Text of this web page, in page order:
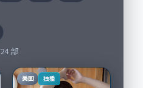
24部
美国 独播